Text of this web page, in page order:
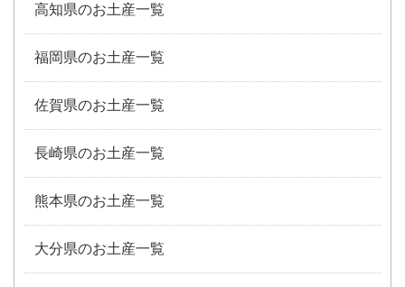
高知県のお土産一覧
福岡県のお土産一覧
佐賀県のお土産一覧
長崎県のお土産一覧
熊本県のお土産一覧
大分県のお土産一覧